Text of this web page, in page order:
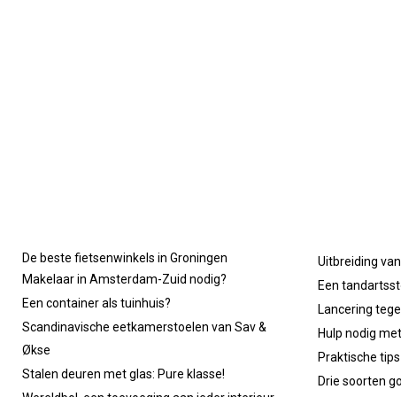
De beste fietsenwinkels in Groningen
Makelaar in Amsterdam-Zuid nodig?
Een container als tuinhuis?
Scandinavische eetkamerstoelen van Sav &
Økse
Stalen deuren met glas: Pure klasse!
Uitbreiding
Een
Lancering
Hulp nodig
Praktische
Drie soorten